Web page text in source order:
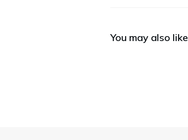
You may also like